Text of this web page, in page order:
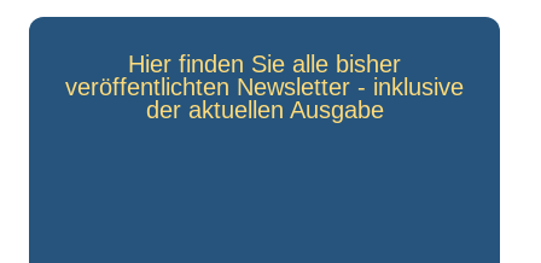
Hier finden Sie alle bisher
veröffentlichten Newsletter - inklusive
der aktuellen Ausgabe